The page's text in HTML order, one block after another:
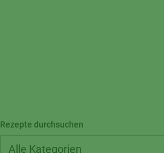
Rezepte durchsuchen